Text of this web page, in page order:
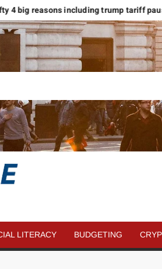
4 big reasons including trump tariff pause
MORE
MONEY
LITERACY BUDGETING